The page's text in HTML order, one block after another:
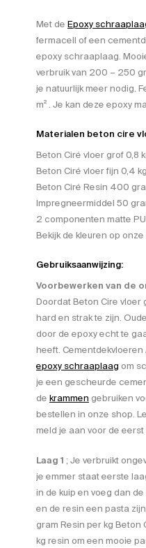
Met de Epoxy
fermacell of een
epoxy schraaplaag.
verbruik van 200 – 250
je natuurlijk meer nodig.
m² . Je kan deze epoxy
Materialen beton cire
Beton Ciré vloer grof 0,8
Beton Ciré vloer fijn 0,4
Beton Ciré Resin 400
Impregneermiddel 50
2 componenten matte
Bekijk de kleuren op
Gebruiksaanwijzing:
Voorbewerken van de
Doordat Beton Cire vloer
hard en strak te zijn.
door de epoxy echt te
heeft.
epoxy schraaplaag om
je een gescheurde
de krammen gebruiken
bestellen in onze shop.
meld je aan voor de
Laag 1 ; Je verbruikt
je emmer staat eerste
in de kuip en voeg dan
en de resin een pasta
gram Resin per kg Beton
kg resin om een mooie